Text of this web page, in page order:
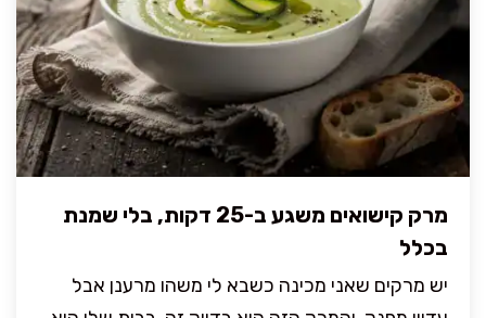
מרק קישואים משגע ב-25 דקות, בלי שמנת
בכלל
יש מרקים שאני מכינה כשבא לי משהו מרענן אבל